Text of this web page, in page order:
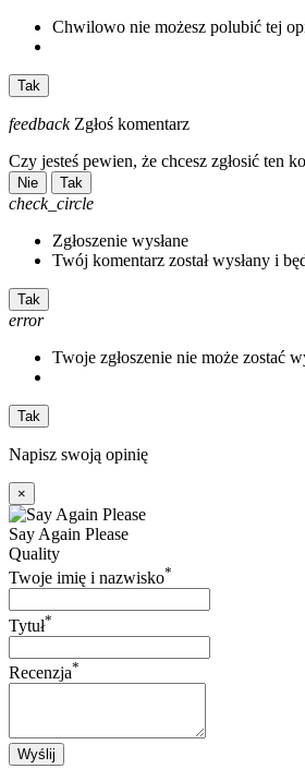
Chwilowo nie możesz polubić tej
Tak
feedback Zgłoś komentarz
Czy jesteś pewien, że chcesz zgłosić ten
Nie Tak
check_circle
Zgłoszenie wysłane
Twój komentarz został wysłany i
Tak
error
Twoje zgłoszenie nie może zostać
Tak
Napisz swoją opinię
×
Say Again Please
Quality
Twoje imię i nazwisko*
Tytuł*
Recenzja*
Wyślij